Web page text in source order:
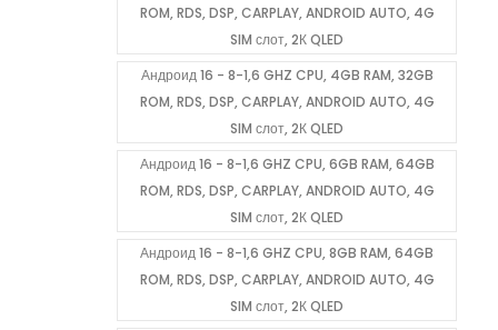
ROM, RDS, DSP, CARPLAY, ANDROID AUTO, 4G
SIM слот, 2К QLED
Андроид 16 - 8-1,6 GHZ CPU, 4GB RAM, 32GB
ROM, RDS, DSP, CARPLAY, ANDROID AUTO, 4G
SIM слот, 2К QLED
Андроид 16 - 8-1,6 GHZ CPU, 6GB RAM, 64GB
ROM, RDS, DSP, CARPLAY, ANDROID AUTO, 4G
SIM слот, 2К QLED
Андроид 16 - 8-1,6 GHZ CPU, 8GB RAM, 64GB
ROM, RDS, DSP, CARPLAY, ANDROID AUTO, 4G
SIM слот, 2К QLED